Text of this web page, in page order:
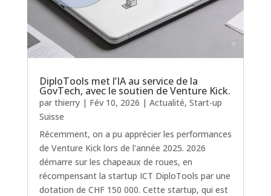
DiploTools met l’IA au service de la
GovTech, avec le soutien de Venture Kick.
par thierry| Fév 10, 2026 | Actualité, Start-up
Suisse
Récemment, on a pu apprécier les performances
de Venture Kick lors de l'année 2025. 2026
démarre sur les chapeaux de roues, en
récompensant la startup ICT DiploTools par une
dotation de CHF 150 000. Cette startup, qui est